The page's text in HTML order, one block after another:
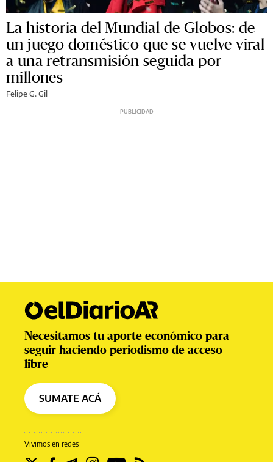
La historia del Mundial de Globos: de
un juego doméstico que se vuelve viral
a una retransmisión seguida por
millones
Felipe G. Gil
Vivimos en redes
Necesitamos tu aporte económico para
seguir haciendo periodismo de acceso
libre
SUMATE ACÁ